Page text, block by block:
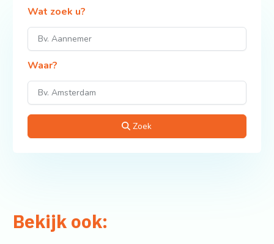
Wat zoek u?
Waar?
Zoek
Bekijk ook: